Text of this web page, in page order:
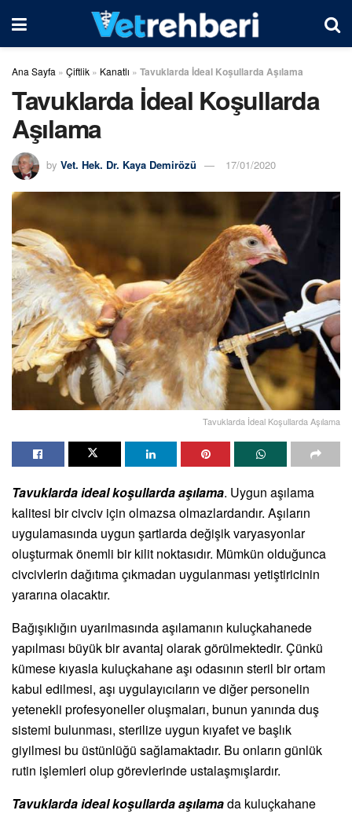
Ana Sayfa » Çiftlik » Kanatlı » Tavuklarda İdeal Koşullarda Aşılama
Tavuklarda İdeal Koşullarda
Aşılama
by Vet. Hek. Dr. Kaya Demirözü 17/01/2020
Tavuklarda İdeal Koşullarda Aşılama
Tavuklarda ideal koşullarda aşılama. Uygun aşılama
kalitesi bir civciv için olmazsa olmazlardandır. Aşıların
uygulamasında uygun şartlarda değişik varyasyonlar
oluşturmak önemli bir kilit noktasıdır. Mümkün olduğunca
civcivlerin dağıtıma çıkmadan uygulanması yetiştiricinin
yararına olacaktır.
Bağışıklığın uyarılmasında aşılamanın kuluçkahanede
yapılması büyük bir avantaj olarak görülmektedir. Çünkü
kümese kıyasla kuluçkahane aşı odasının steril bir ortam
kabul edilmesi, aşı uygulayıcıların ve diğer personelin
yetenekli profesyoneller oluşmaları, bunun yanında duş
sistemi bulunması, sterilize uygun kıyafet ve başlık
giyilmesi bu üstünlüğü sağlamaktadır. Bu onların günlük
rutin işlemleri olup görevlerinde ustalaşmışlardır.
Tavuklarda ideal koşullarda aşılamada kuluçkahane